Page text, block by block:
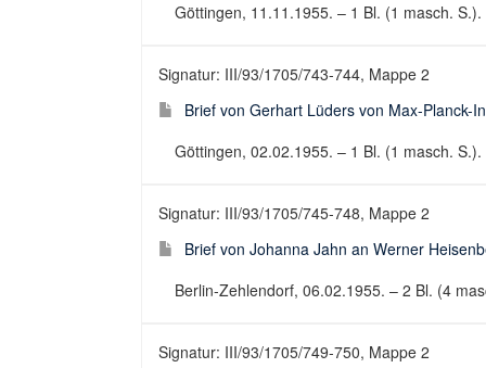
Göttingen, 11.11.1955. – 1 Bl. (1 masch.
Signatur: III/93/1705/743-744, Mappe 2
Brief von Gerhart Lüders von Max-Planck-
Göttingen, 02.02.1955. – 1 Bl. (1 masch.
Signatur: III/93/1705/745-748, Mappe 2
Brief von Johanna Jahn an Werner
Berlin-Zehlendorf, 06.02.1955. – 2 Bl. (4
Signatur: III/93/1705/749-750, Mappe 2